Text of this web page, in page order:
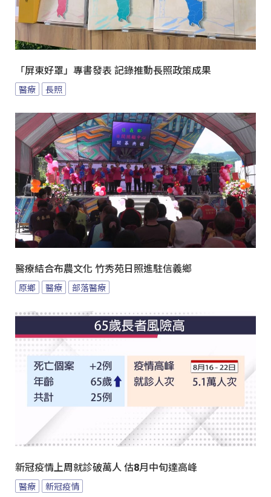
「屏東好罩」專書發表 記錄推動長照政策成果
醫療 長照
醫療結合布農文化 竹秀苑日照進駐信義鄉
原鄉 醫療 部落醫療
新冠疫情上周就診破萬人 估8月中旬達高峰
醫療 新冠疫情